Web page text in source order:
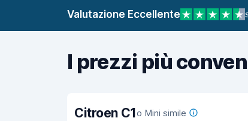
Valutazione Eccellente
I prezzi più
Citroen C1o Mini simile